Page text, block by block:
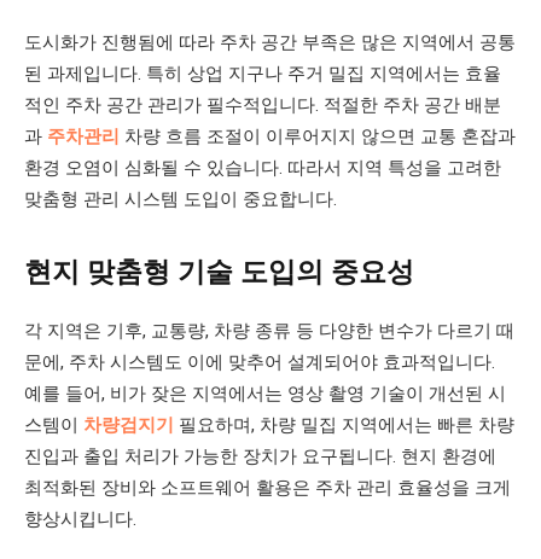
도시화가 진행됨에 따라 주차 공간 부족은 많은 지역에서 공통
된 과제입니다. 특히 상업 지구나 주거 밀집 지역에서는 효율
적인 주차 공간 관리가 필수적입니다. 적절한 주차 공간 배분
과 주차관리 차량 흐름 조절이 이루어지지 않으면 교통 혼잡과
환경 오염이 심화될 수 있습니다. 따라서 지역 특성을 고려한
맞춤형 관리 시스템 도입이 중요합니다.
현지 맞춤형 기술 도입의 중요성
각 지역은 기후, 교통량, 차량 종류 등 다양한 변수가 다르기 때
문에, 주차 시스템도 이에 맞추어 설계되어야 효과적입니다.
예를 들어, 비가 잦은 지역에서는 영상 촬영 기술이 개선된 시
스템이 차량검지기 필요하며, 차량 밀집 지역에서는 빠른 차량
진입과 출입 처리가 가능한 장치가 요구됩니다. 현지 환경에
최적화된 장비와 소프트웨어 활용은 주차 관리 효율성을 크게
향상시킵니다.